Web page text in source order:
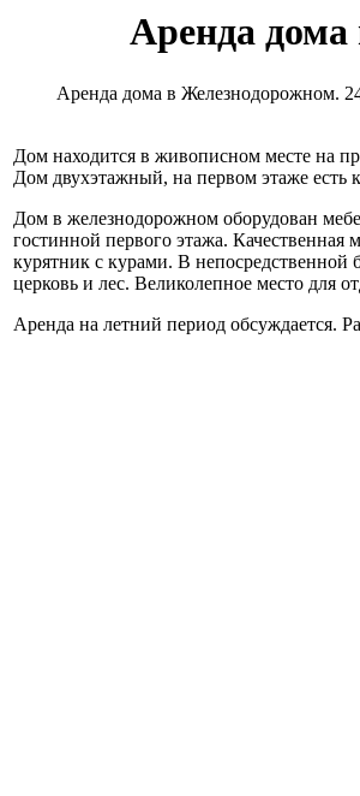
Аренда
Аренда дома в Железнодорожном.
Дом находится в живописном месте на
Дом двухэтажный, на первом этаже есть
Дом в железнодорожном оборудован
гостинной первого этажа.
курятник с курами. В непосредственной
церковь и лес. Великолепное место для
Аренда на летний период обсуждается.